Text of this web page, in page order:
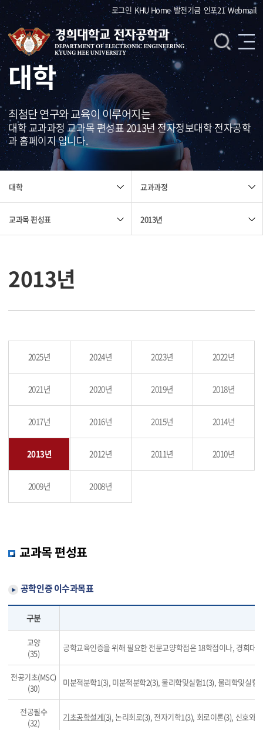
로그인 KHU Home 발전기금 인포21 Webmail
대학
최첨단 연구와 교육이 이루어지는
대학 교과과정 교과목 편성표 2013년 전자정보대학 전자공학
과 홈페이지 입니다.
대학 교과과정
교과목 편성표 2013년
2013년
2025년 2024년 2023년 2022년
2021년 2020년 2019년 2018년
2017년 2016년 2015년 2014년
2013년 2012년 2011년 2010년
2009년 2008년
교과목 편성표
공학인증 이수과목표
구분
교양
(35)
공학교육인증을 위해 필요한 전문교양학점은 18학점이나, 경희대
전공기초(MSC)
(30)
미분적분학1(3), 미분적분학2(3), 물리학및실험1(3), 물리학및실
전공필수
(32)
기초공학설계(3), 논리회로(3), 전자기학1(3), 회로이론(3), 신호와